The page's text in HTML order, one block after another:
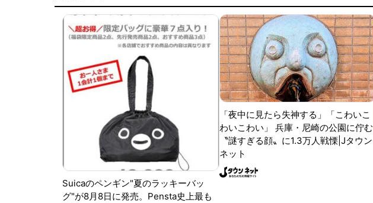
Suicaのペンギン"夏のラッキーバッ
グ"が8月8日に発売。Pensta史上最も
「夜中に見たら失神する」「こわいこ
わいこわい」 兵庫・尼崎の公園に佇む
〝謎すぎる顔〟に1.3万人戦慄|Jタウン
ネット